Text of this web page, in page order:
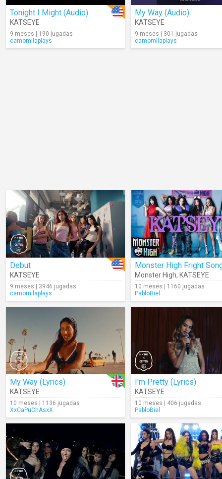
Tonight I Might (Audio)
KATSEYE
9 meses | 190 jugadas
camomilaplays
My Way (Audio)
KATSEYE
9 meses | 301 jugadas
camomilaplays
Debut
KATSEYE
9 meses | 3946 jugadas
camomilaplays
Monster High Fright
Monster High, KATSEYE
10 meses | 1160 jugadas
PabloBiel
My Way (Lyrics)
KATSEYE
10 meses | 1136 jugadas
XxCaPuChAsxX
I'm Pretty (Lyrics)
KATSEYE
10 meses | 406 jugadas
PabloBiel